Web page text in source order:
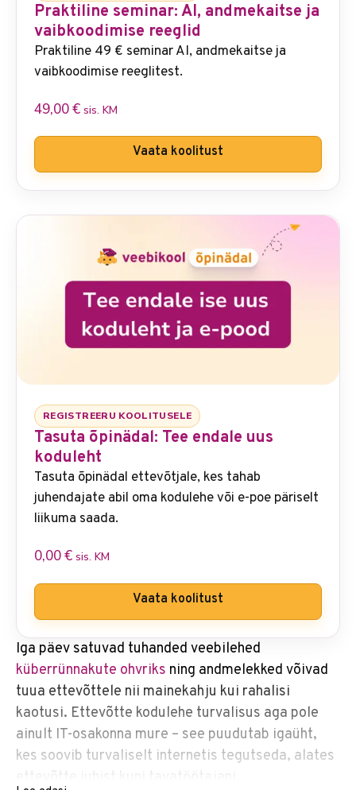
Praktiline seminar: AI, andmekaitse ja
vaibkoodimise reeglid
Praktiline 49 € seminar AI, andmekaitse ja
vaibkoodimise reeglitest.
49,00€ sis. KM
Vaata koolitust
REGISTREERU KOOLITUSELE
Tasuta õpinädal: Tee endale uus
koduleht
Tasuta õpinädal ettevõtjale, kes tahab
juhendajate abil oma kodulehe või e-poe päriselt
liikuma saada.
0,00€ sis. KM
Vaata koolitust
Iga päev satuvad tuhanded veebilehed
küberrünnakute ohvriks ning andmelekked võivad
tuua ettevõttele nii mainekahju kui rahalisi
kaotusi. Ettevõtte kodulehe turvalisus aga pole
ainult IT-osakonna mure – see puudutab igaüht,
kes soovib turvaliselt internetis tegutseda, alates